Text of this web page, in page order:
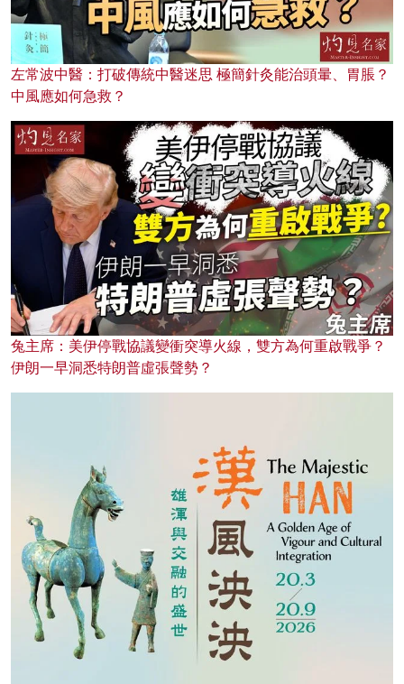
左常波中醫：打破傳統中醫迷思 極簡針灸能治頭暈、胃脹？
中風應如何急救？
兔主席：美伊停戰協議變衝突導火線，雙方為何重啟戰爭？
伊朗一早洞悉特朗普虛張聲勢？